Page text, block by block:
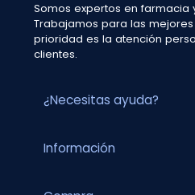
Somos expertos en farmacia
Trabajamos para las
prioridad es la atención
clientes.
¿Necesitas ayuda?
Información